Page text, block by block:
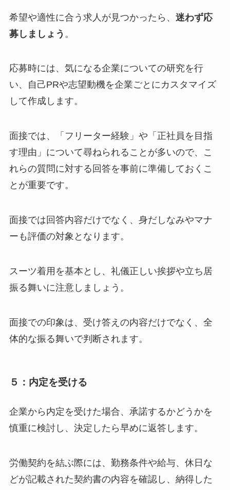
希望や適性に合う求人が見つかったら、 迷わず応
募しましょう 。
応募時には、気になる企業についての研究を行
い、自己PRや志望動機を企業ごとにカスタマイズ
して作成します。
面接では、「フリーター経験」や「正社員を目指
す理由」について尋ねられることが多いので、こ
れらの質問に対する回答を事前に準備しておくこ
とが重要です。
面接では回答内容だけでなく、身だしなみやマナ
ーも評価の対象となります。
スーツ着用を基本とし、礼儀正しい挨拶や立ち居
振る舞いに注意しましょう。
面接での印象は、受け答えの内容だけでなく、全
体的な振る舞いで判断されます。
５：内定を受ける
企業から内定を受けた場合、承諾するかどうかを
慎重に検討し、決定したら早めに返答します。
労働契約を結ぶ際には、勤務条件や給与、休日な
どが記載された契約書の内容を確認し、納得した